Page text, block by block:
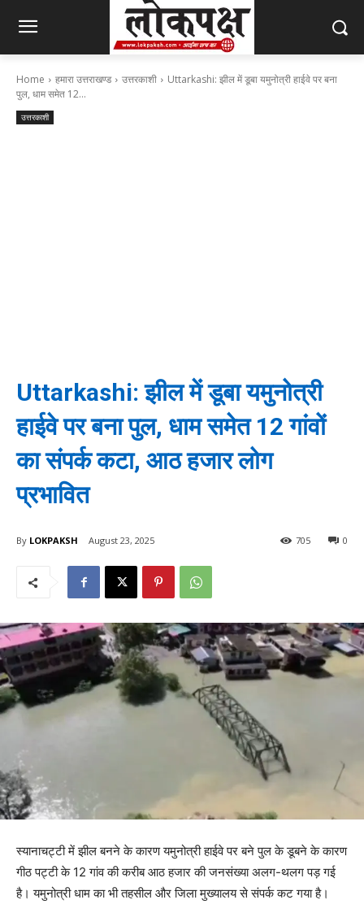
Home हमारा उत्तराखण्ड उत्तरकाशी
Uttarkashi: झील में डूबा यमुनोत्री हाईवे पर बना
पुल, धाम समेत 12...
उत्तरकाशी
Uttarkashi: झील में डूबा यमुनोत्री
हाईवे पर बना पुल, धाम समेत 12 गांवों
का संपर्क कटा, आठ हजार लोग
प्रभावित
By LOKPAKSH August 23, 2025 0
705
स्यानाचट्टी में झील बनने के कारण यमुनोत्री हाईवे पर बने पुल के डूबने के कारण
गीठ पट्टी के 12 गांव की करीब आठ हजार की जनसंख्या अलग-थलग पड़ गई
है। यमुनोत्री धाम का भी तहसील और जिला मुख्यालय से संपर्क कट गया है।